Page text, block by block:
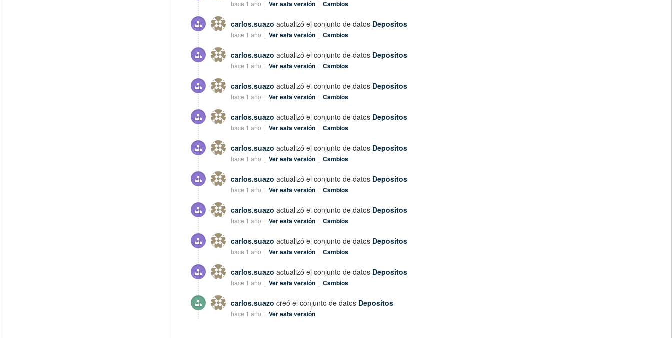
hace 1 año | Ver esta versión | Cambios
carlos.suazo actualizó el conjunto de datos Depositos
hace 1 año | Ver esta versión | Cambios
carlos.suazo actualizó el conjunto de datos Depositos
hace 1 año | Ver esta versión | Cambios
carlos.suazo actualizó el conjunto de datos Depositos
hace 1 año | Ver esta versión | Cambios
carlos.suazo actualizó el conjunto de datos Depositos
hace 1 año | Ver esta versión | Cambios
carlos.suazo actualizó el conjunto de datos Depositos
hace 1 año | Ver esta versión | Cambios
carlos.suazo actualizó el conjunto de datos Depositos
hace 1 año | Ver esta versión | Cambios
carlos.suazo actualizó el conjunto de datos Depositos
hace 1 año | Ver esta versión | Cambios
carlos.suazo actualizó el conjunto de datos Depositos
hace 1 año | Ver esta versión | Cambios
carlos.suazo actualizó el conjunto de datos Depositos
hace 1 año | Ver esta versión | Cambios
carlos.suazo creó el conjunto de datos Depositos
hace 1 año | Ver esta versión